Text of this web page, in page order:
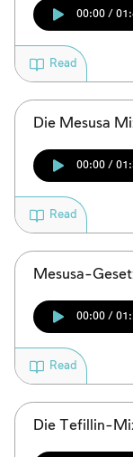
00:00 /
Read
Die Mesusa
00:00 /
Read
Mesusa-
00:00 /
Read
Die Tefillin-
To mark
to create